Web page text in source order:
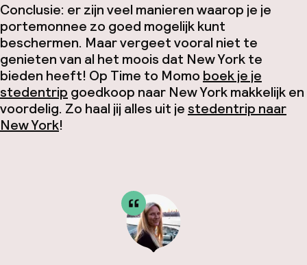
Conclusie: er zijn veel manieren waarop je je
portemonnee zo goed mogelijk kunt
beschermen. Maar vergeet vooral niet te
genieten van al het moois dat New York te
bieden heeft! Op Time to Momo boek je je
stedentrip goedkoop naar New York makkelijk en
voordelig. Zo haal jij alles uit je stedentrip naar
New York!